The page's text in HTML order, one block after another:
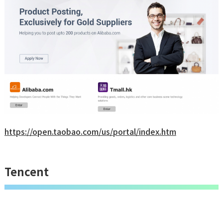
https://open.taobao.com/us/portal/index.htm
Tencent